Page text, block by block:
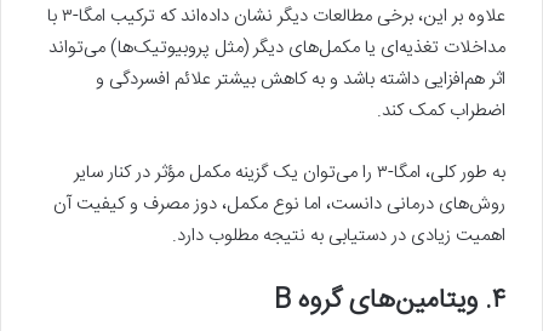
علاوه بر این، برخی مطالعات دیگر نشان داده‌اند که ترکیب امگا-۳ با
مداخلات تغذیه‌ای یا مکمل‌های دیگر (مثل پروبیوتیک‌ها) می‌تواند
اثر هم‌افزایی داشته باشد و به کاهش بیشتر علائم افسردگی و
اضطراب کمک کند.
به طور کلی، امگا-۳ را می‌توان یک گزینه مکمل مؤثر در کنار سایر
روش‌های درمانی دانست، اما نوع مکمل، دوز مصرف و کیفیت آن
اهمیت زیادی در دستیابی به نتیجه مطلوب دارد.
۴. ویتامین‌های گروه B